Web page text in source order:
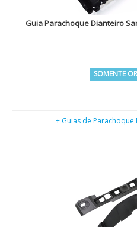
Guia Parachoque Dianteiro
SOMENTE
+ Guias de